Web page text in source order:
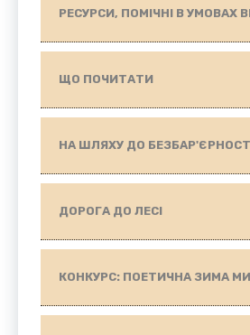
РЕСУРСИ, ПОМІЧНІ В УМОВАХ
ЩО ПОЧИТАТИ
НА ШЛЯХУ ДО
ДОРОГА ДО ЛЕСІ
КОНКУРС: ПОЕТИЧНА ЗИМА